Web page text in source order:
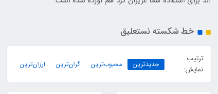
خط شکسته نستعلیق
ترتیب
نمایش:
جدیدترین محبوب‌ترین گران‌ترین ارزان‌ترین